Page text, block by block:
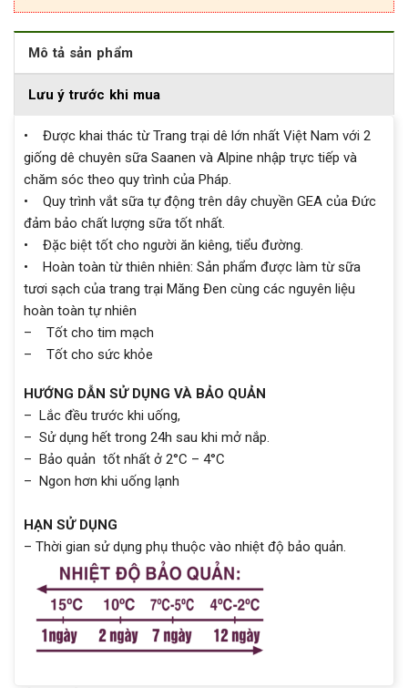
Mô tả sản phẩm
Lưu ý trước khi mua
• Được khai thác từ Trang trại dê lớn nhất Việt Nam với 2
giống dê chuyên sữa Saanen và Alpine nhập trực tiếp và
chăm sóc theo quy trình của Pháp.
• Quy trình vắt sữa tự động trên dây chuyền GEA của Đức
đảm bảo chất lượng sữa tốt nhất.
• Đặc biệt tốt cho người ăn kiêng, tiểu đường.
• Hoàn toàn từ thiên nhiên: Sản phẩm được làm từ sữa
tươi sạch của trang trại Măng Đen cùng các nguyên liệu
hoàn toàn tự nhiên
– Tốt cho tim mạch
– Tốt cho sức khỏe
HƯỚNG DẪN SỬ DỤNG VÀ BẢO QUẢN
– Lắc đều trước khi uống,
– Sử dụng hết trong 24h sau khi mở nắp.
– Bảo quản tốt nhất ở 2°C – 4°C
– Ngon hơn khi uống lạnh
HẠN SỬ DỤNG
– Thời gian sử dụng phụ thuộc vào nhiệt độ bảo quản.